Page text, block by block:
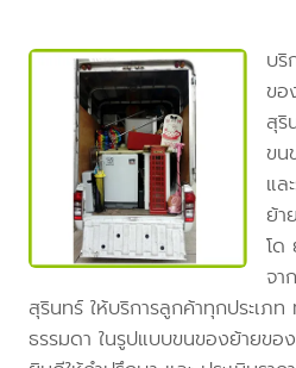
บริ
ขอ
สุริ
ขน
แล
ย้า
โด
จา
สุรินทร์ ให้บริการลูกค้าทุกประเภ
ธรรมดา ในรูปแบบขนของย้ายข